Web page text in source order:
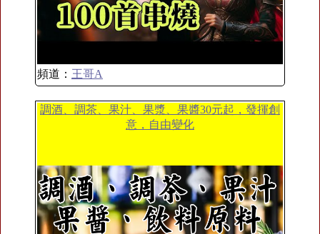
頻道： 王哥A
調酒、調茶、果汁、果漿、果醬30元起，發揮創
意，自由變化